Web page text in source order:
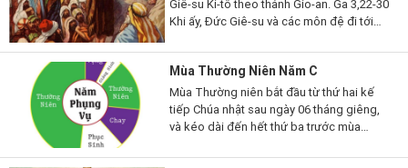
Giê-su Ki-tô theo thánh Gio-an. Ga 3,22-30
Khi ấy, Đức Giê-su và các môn đệ đi tới
ông và làm phép rửa. Còn...
Mùa Thường Niên Năm C
Mùa Thường niên bắt đầu từ thứ hai kế
tiếp Chúa nhật sau ngày 06 tháng giêng,
và kéo dài đến hết thứ ba trước mùa
nhật lễ Hiện xuống và...